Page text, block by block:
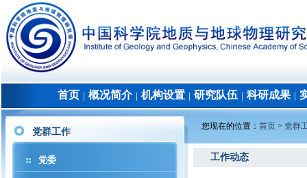
首页 概况简介│ 机构设置 研究队伍 科研成果│
党群工作
党委
您现在的位置： 首页 > 党群
工作动态